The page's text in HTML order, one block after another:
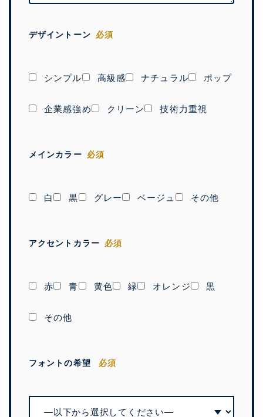
デザイントーン 必須
シンプル 高級感 ナチュラル ポップ
企業感強め クリーン 技術力重視
メインカラー 必須
白 黒 グレー ベージュ その他
アクセントカラー 必須
赤 青 黄色 緑 オレンジ 黒
その他
フォントの希望 必須